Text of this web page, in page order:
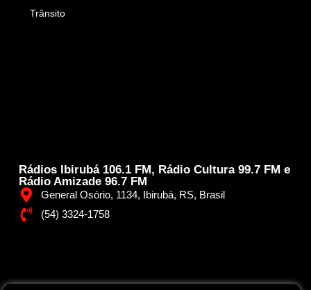
Rádios Ibirubá 106.1 FM, Rádio Cultura 99.7 FM e
Rádio Amizade 96.7 FM
General Osório, 1134, Ibirubá, RS, Brasil
(54) 3324-1758
Trânsito